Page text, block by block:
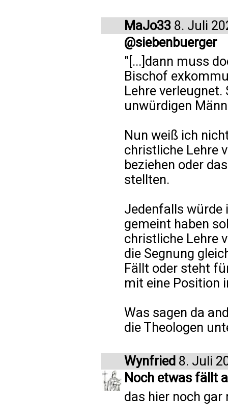
MaJo33 8. Juli
@siebenbuerger
"[...]dann muss
Bischof
Lehre
unwürdigen
Nun weiß ich
christliche Lehre
beziehen oder
stellten.
Jedenfalls würde
gemeint haben
christliche Lehre
die Segnung
Fällt oder steht
mit eine Position
Was sagen da
die Theologen
Wynfried 8. Juli
Noch etwas fällt
das hier noch